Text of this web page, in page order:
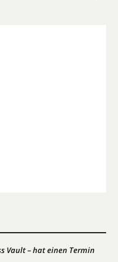
Vault – hat einen Termin